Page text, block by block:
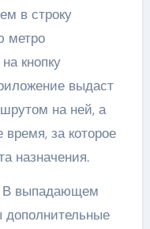
в строку
метро
кнопку
выдаст
на ней, а
за которое
назначения.
В выпадающем
дополнительные